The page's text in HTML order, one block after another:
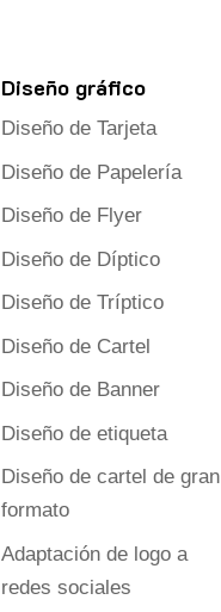
Diseño gráfico
Diseño de Tarjeta
Diseño de Papelería
Diseño de Flyer
Diseño de Díptico
Diseño de Tríptico
Diseño de Cartel
Diseño de Banner
Diseño de etiqueta
Diseño de cartel de gran
formato
Adaptación de logo a
redes sociales